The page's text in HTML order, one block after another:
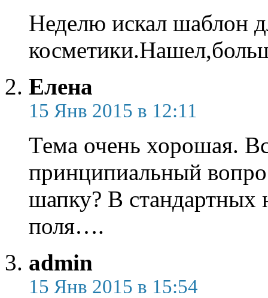
Неделю искал шаблон
Елена
15 Янв 2015 в 12:11
Тема очень хорошая.
принципиальный
шапку? В стандартных
поля….
admin
15 Янв 2015 в 15:54